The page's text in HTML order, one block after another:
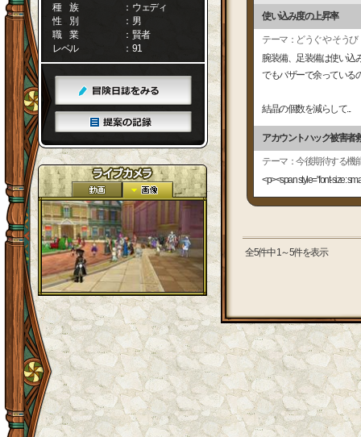
種 族
： ウェディ
性 別
： 男
職 業
： 賢者
レベル
： 91
使い込み度の上昇率
テーマ：どうぐ や そうび
腕装備、足装備は使い込
でもバザーで余っている
結晶の個数を減らして...
アカウントハック被害者
テーマ：今後期待する機
<p><span style="font-size:
全5件中 1～5件を表示